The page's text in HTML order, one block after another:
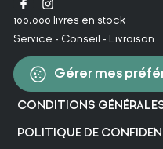
100.000 livres en stock
Service - Conseil - Livraison
Gérer mes
CONDITIONS
POLITIQUE DE